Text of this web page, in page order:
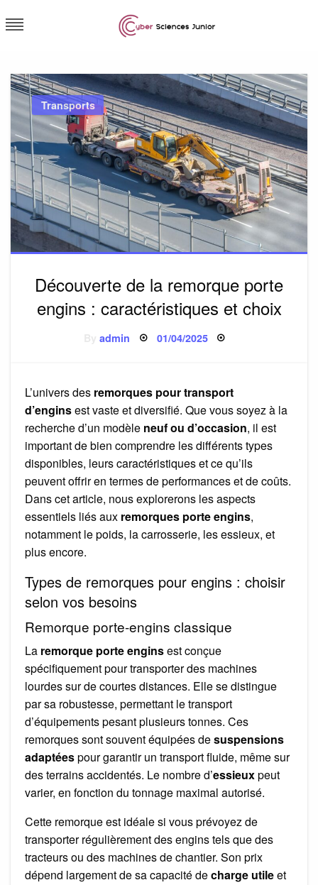
to
Transports
Découverte de la remorque porte
engins : caractéristiques et choix
Byadmin Posted
on
01/04/2025
L’univers des remorques pour transport
d’enginsest vaste et diversifié. Que vous soyez à la
recherche d’un modèle neuf ou d’occasion, il est
important de bien comprendre les différents types
disponibles, leurs caractéristiques et ce qu’ils
peuvent offrir en termes de performances et de coûts.
Dans cet article, nous explorerons les aspects
essentiels liés aux remorques porte engins,
notamment le poids, la carrosserie, les essieux, et
plus encore.
Types de remorques pour engins : choisir
selon vos besoins
Remorque porte-engins classique
La remorque porte enginsest conçue
spécifiquement pour transporter des machines
lourdes sur de courtes distances. Elle se distingue
par sa robustesse, permettant le transport
d’équipements pesant plusieurs tonnes. Ces
remorques sont souvent équipées desuspensions
adaptéespour garantir un transport fluide, même sur
des terrains accidentés. Le nombre d’essieuxpeut
varier, en fonction du tonnage maximal autorisé.
Cette remorque est idéale si vous prévoyez de
transporter régulièrement des engins tels que des
tracteurs ou des machines de chantier. Son prix
dépend largement de sa capacité decharge utileet